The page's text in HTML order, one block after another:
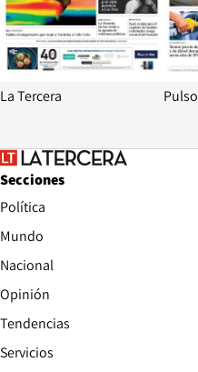
La Tercera Pulso
Secciones
Política
Mundo
Nacional
Opinión
Tendencias
Servicios